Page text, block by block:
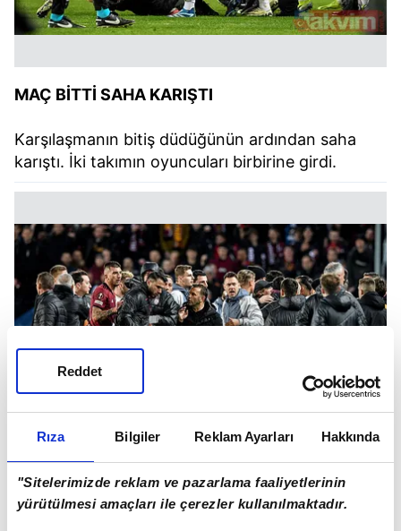
Rıza Bilgiler Reklam Ayarları Hakkında
"Sitelerimizde reklam ve pazarlama faaliyetlerinin
yürütülmesi amaçları ile çerezler kullanılmaktadır.
Reddet
MAÇ BİTTİ SAHA KARIŞTI
Karşılaşmanın bitiş düdüğünün ardından saha
karıştı. İki takımın oyuncuları birbirine girdi.